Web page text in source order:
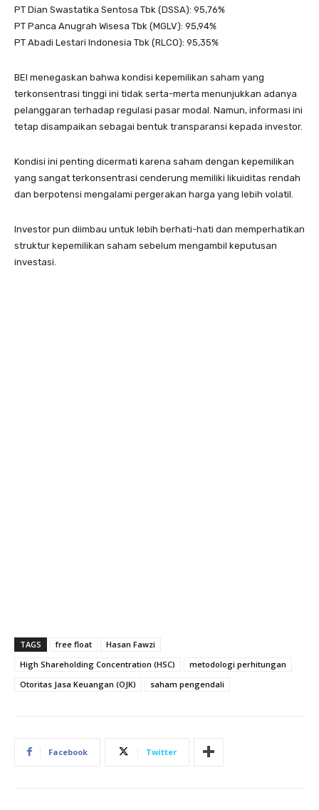
PT Dian Swastatika Sentosa Tbk (DSSA): 95,76%
PT Panca Anugrah Wisesa Tbk (MGLV): 95,94%
PT Abadi Lestari Indonesia Tbk (RLCO): 95,35%
BEI menegaskan bahwa kondisi kepemilikan saham yang
terkonsentrasi tinggi ini tidak serta-merta menunjukkan adanya
pelanggaran terhadap regulasi pasar modal. Namun, informasi ini
tetap disampaikan sebagai bentuk transparansi kepada investor.
Kondisi ini penting dicermati karena saham dengan kepemilikan
yang sangat terkonsentrasi cenderung memiliki likuiditas rendah
dan berpotensi mengalami pergerakan harga yang lebih volatil.
Investor pun diimbau untuk lebih berhati-hati dan memperhatikan
struktur kepemilikan saham sebelum mengambil keputusan
investasi.
TAGS free float
Hasan Fawzi
High Shareholding Concentration (HSC)
metodologi perhitungan
Otoritas Jasa Keuangan (OJK)
saham pengendali
Facebook Twitter